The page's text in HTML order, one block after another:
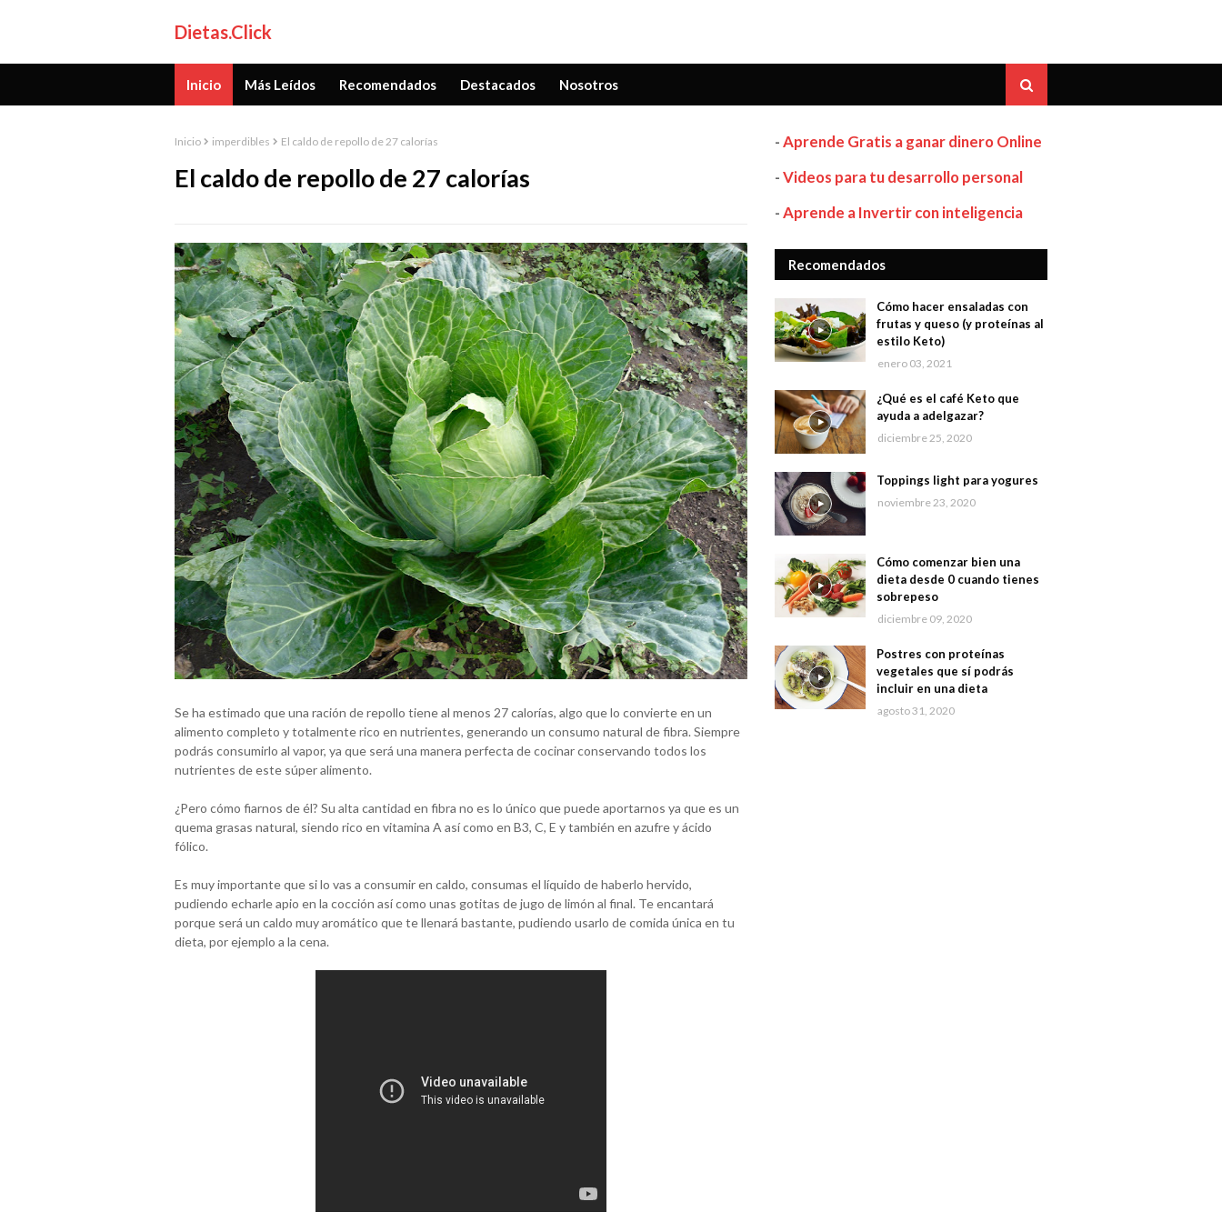
Dietas.Click
Inicio Más Leídos Recomendados Destacados Nosotros
Inicio imperdibles El caldo de repollo de 27 calorías
El caldo de repollo de 27 calorías
Se ha estimado que una ración de repollo tiene al menos 27 calorías, algo que lo convierte en un
alimento completo y totalmente rico en nutrientes, generando un consumo natural de fibra. Siempre
podrás consumirlo al vapor, ya que será una manera perfecta de cocinar conservando todos los
nutrientes de este súper alimento.
¿Pero cómo fiarnos de él? Su alta cantidad en fibra no es lo único que puede aportarnos ya que es un
quema grasas natural, siendo rico en vitamina A así como en B3, C, E y también en azufre y ácido
fólico.
Es muy importante que si lo vas a consumir en caldo, consumas el líquido de haberlo hervido,
pudiendo echarle apio en la cocción así como unas gotitas de jugo de limón al final. Te encantará
porque será un caldo muy aromático que te llenará bastante, pudiendo usarlo de comida única en tu
dieta, por ejemplo a la cena.
-Aprende Gratis a ganar dinero Online
-Videos para tu desarrollo personal
-Aprende a Invertir con inteligencia
Recomendados
Cómo hacer ensaladas con
frutas y queso (y proteínas al
estilo Keto)
enero 03, 2021
¿Qué es el café Keto que
ayuda a adelgazar?
diciembre 25, 2020
Toppings light para yogures
noviembre 23, 2020
Cómo comenzar bien una
dieta desde 0 cuando tienes
sobrepeso
diciembre 09, 2020
Postres con proteínas
vegetales que sí podrás
incluir en una dieta
agosto 31, 2020